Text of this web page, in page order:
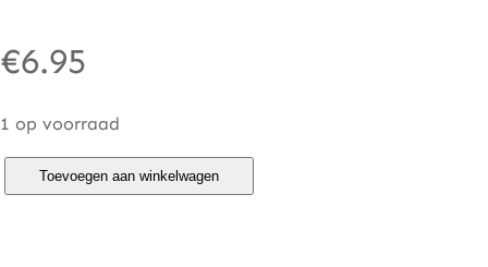
€6.95
1 op voorraad
Toevoegen aan winkelwagen